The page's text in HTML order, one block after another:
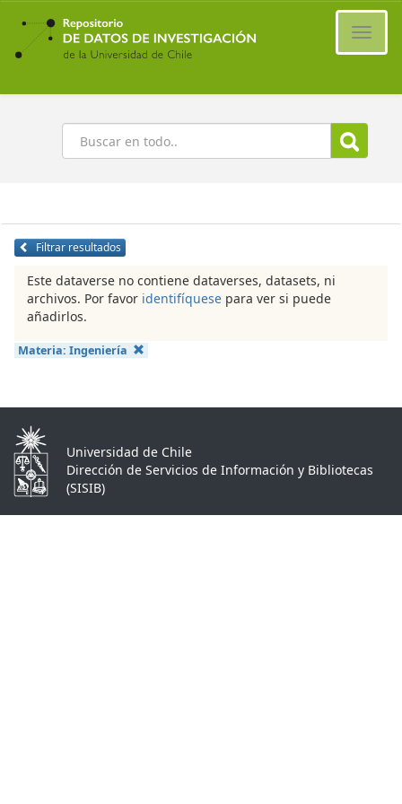
Ir
contenido
principal
Buscar
Filtrar resultados
Este dataverse no contiene dataverses, datasets, ni
archivos. Por favor identifíquese para ver si puede
añadirlos.
Materia: Ingeniería
Universidad de Chile
Dirección de Servicios de Información y Bibliotecas
(SISIB)